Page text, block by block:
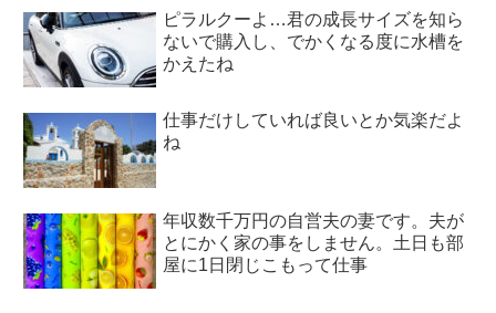
ピラルクーよ…君の成長サイズを知ら
ないで購入し、でかくなる度に水槽を
かえたね
仕事だけしていれば良いとか気楽だよ
ね
年収数千万円の自営夫の妻です。夫が
とにかく家の事をしません。土日も部
屋に1日閉じこもって仕事